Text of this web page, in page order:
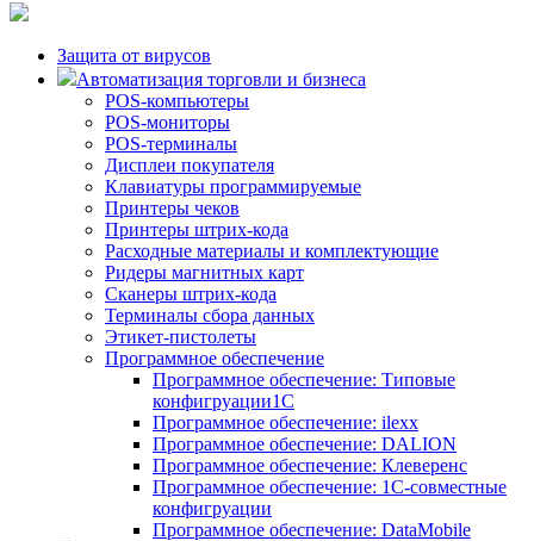
Защита от вирусов
Автоматизация торговли и бизнеса
POS-компьютеры
POS-мониторы
POS-терминалы
Дисплеи покупателя
Клавиатуры программируемые
Принтеры чеков
Принтеры штрих-кода
Расходные материалы и комплектующие
Ридеры магнитных карт
Сканеры штрих-кода
Терминалы сбора данных
Этикет-пистолеты
Программное обеспечение
Программное обеспечение: Типовые
конфигруации1С
Программное обеспечение: ilexx
Программное обеспечение: DALION
Программное обеспечение: Клеверенс
Программное обеспечение: 1С-совместные
конфигруации
Программное обеспечение: DataMobile